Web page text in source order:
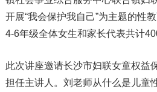
开展“我会保护我自己”为主题的性
4-6年级全体女生和家长代表共计
此次讲座邀请长沙市妇联女童权益
担任主讲人。刘老师从什么是儿童